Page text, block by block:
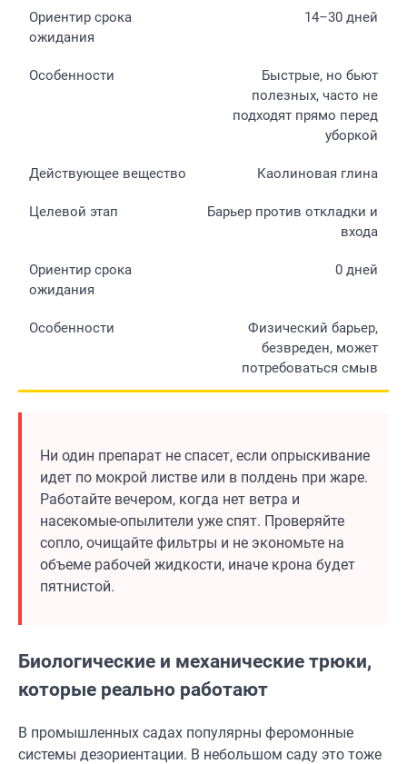
14–30 дней
Быстрые, но бьют
полезных, часто не
подходят прямо перед
уборкой
Каолиновая глина
Барьер против откладки и
входа
0 дней
Физический барьер,
безвреден, может
потребоваться смыв
Ни один препарат не спасет, если опрыскивание
идет по мокрой листве или в полдень при жаре.
Работайте вечером, когда нет ветра и
насекомые-опылители уже спят. Проверяйте
сопло, очищайте фильтры и не экономьте на
объеме рабочей жидкости, иначе крона будет
пятнистой.
Биологические и механические трюки,
которые реально работают
В промышленных садах популярны феромонные
системы дезориентации. В небольшом саду это тоже